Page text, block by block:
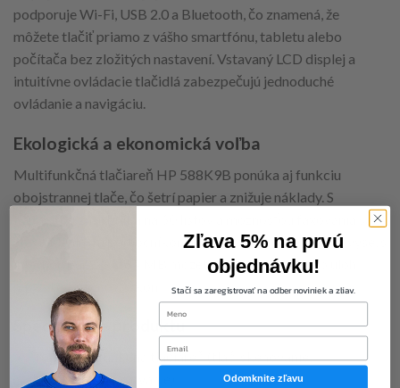
podporuje Wi-Fi, USB 2.0 a Bluetooth, čo znamená, že
môžete tlačiť priamo z vášho smartfónu, tabletu alebo
počítača bez zložitých nastavení. Vstavaný LCD displej a
intuitívne ovládacie tlačidlá zabezpečujú jednoduché
ovládanie a navigáciu.
Ekologická a ekonomická voľba
Multifunkčná tlačiareň HP 588K9B ponúka aj funkciu
obojstrannej tlače, čo šetrí papier a znižuje náklady. S
stáva ideálnym pomocníkom pre každodenné úlohy. Navyše, s
internou pamäťou 64 MB môžete spravovať viacero úloh
naraz bez obáv o výkon.
Špecifikácie produktu
Typ:Multifunkčná tlačiareň (tlač, skenovanie,
kopírovanie, faxovanie)
Zľava 5% na prvú
objednávku!
Stačí sa zaregistrovať na odber noviniek a zliav.
first-name
Email
Odomknite zľavu